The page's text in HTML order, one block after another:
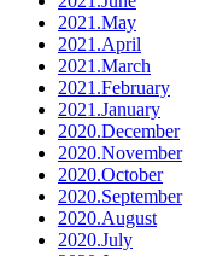
2021.May
2021.April
2021.March
2021.February
2021.January
2020.December
2020.November
2020.October
2020.September
2020.August
2020.July